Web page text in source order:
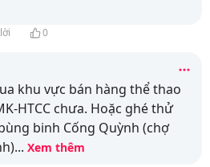
0
khu vực bán hàng thể thao
HTCC chưa. Hoặc ghé thử
binh Cống Quỳnh (chợ
... Xem thêm